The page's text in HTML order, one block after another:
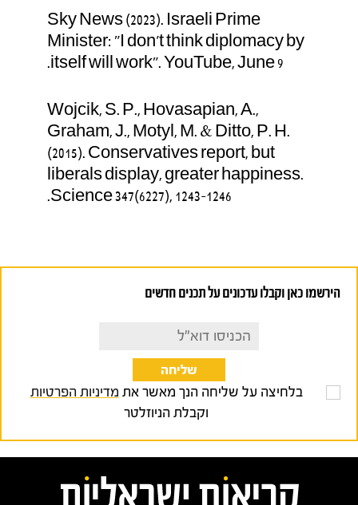
Sky News (2023). Israeli Prime
Minister: "I don't think diplomacy by
itself will work". YouTube, June 9.
Wojcik, S. P., Hovasapian, A.,
Graham, J., Motyl, M. & Ditto, P. H.
(2015). Conservatives report, but
liberals display, greater happiness.
Science 347(6227), 1243–1246.
הירשמו כאן וקבלו עדכונים על תכנים חדשים
בלחיצה על שליחה הנך מאשר את מדיניות הפרטיות
וקבלת הניוזלטר